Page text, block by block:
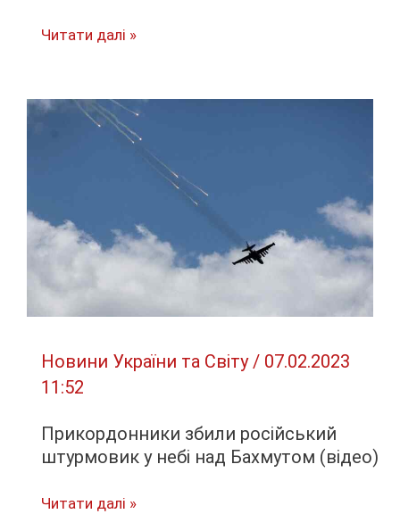
Маємо
Данілов
сценарій”
України
Читати далі »
Новини України та Світу/ 07.02.2023
11:52
Прикордонники збили російський
штурмовик у небі над Бахмутом (відео)
Прикордонники
Читати далі »